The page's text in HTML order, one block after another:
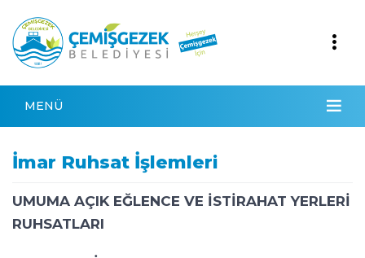
MENÜ
İmar Ruhsat İşlemleri
UMUMA AÇIK EĞLENCE VE İSTİRAHAT YERLERİ
RUHSATLARI